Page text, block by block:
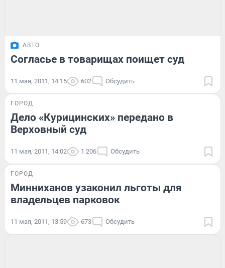
АВТО
Согласье в товарищах поищет суд
11 мая, 2011, 14:15 602 Обсудить
ГОРОД
Дело «Курицинских» передано в
Верховный суд
11 мая, 2011, 14:02 1 206 Обсудить
ГОРОД
Минниханов узаконил льготы для
владельцев парковок
11 мая, 2011, 13:59 673 Обсудить